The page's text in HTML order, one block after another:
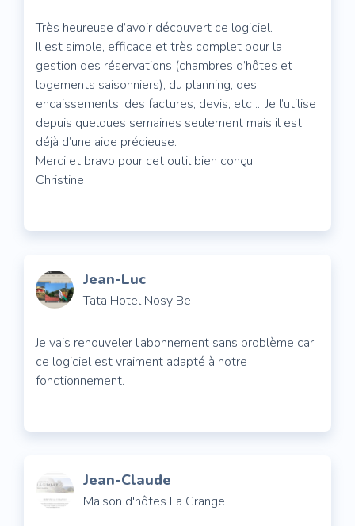
Très heureuse d’avoir découvert ce logiciel.
Il est simple, efficace et très complet pour la
gestion des réservations (chambres d’hôtes et
logements saisonniers), du planning, des
encaissements, des factures, devis, etc ... Je l’utilise
depuis quelques semaines seulement mais il est
déjà d’une aide précieuse.
Merci et bravo pour cet outil bien conçu.
Christine
Jean-Luc
Tata Hotel Nosy Be
Je vais renouveler l'abonnement sans problème car
ce logiciel est vraiment adapté à notre
fonctionnement.
Jean-Claude
Maison d'hôtes La Grange